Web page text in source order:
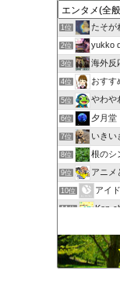
1位 たそが
2位 yukko
3位 海外反
4位 おすす
5位 やわや
6位 夕月
7位 いきい
8位 根の
9位 アニメ
10位 アイ
11位 Ken-
お役
13位 ウッ
14位 ディ